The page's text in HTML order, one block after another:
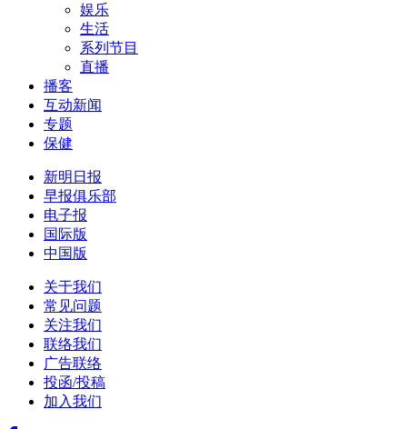
娱乐
生活
系列节目
直播
播客
互动新闻
专题
保健
新明日报
早报俱乐部
电子报
国际版
中国版
关于我们
常见问题
关注我们
联络我们
广告联络
投函/投稿
加入我们